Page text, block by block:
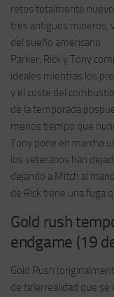
retos totalmente
tres antiguos mineros,
del sueño americano.
Parker, Rick y Tony
ideales mientras los
y el coste del
de la temporada
menos tiempo que
Tony pone en marcha
los veteranos han
dejando a Mitch al
de Rick tiene una fuga
Gold rush
endgame (19
Gold Rush
de telerrealidad que se